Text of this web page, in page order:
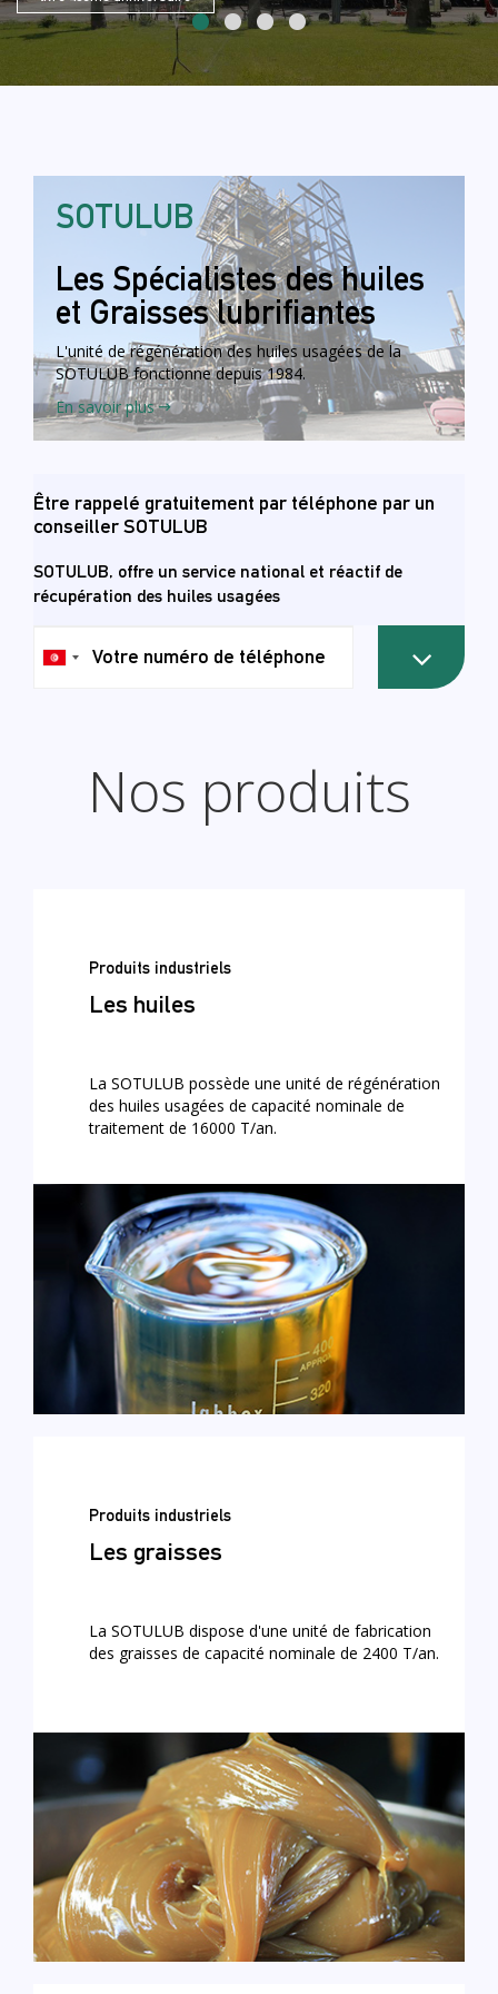
SOTULUB
Les Spécialistes des huiles
et Graisses lubrifiantes
L'unité de régénération des huiles usagées de la
SOTULUB fonctionne depuis1984.
En savoir plus
Être rappelé gratuitement par téléphone par un
conseiller SOTULUB
SOTULUB, offre un service national et réactif de
récupération des huiles usagées
هاتفك
Nos produits
Produits industriels
Les huiles
La SOTULUB possède une unité de régénération
des huiles usagées de capacité nominale de
traitement de 16000 T/an.
Produits industriels
Les graisses
La SOTULUB dispose d'une unité de fabrication
des graisses de capacité nominale de 2400 T/an.